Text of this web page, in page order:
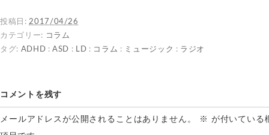
投稿日: 2017/04/26
カテゴリー: コラム
タグ: ADHD :ASD : LD : コラム : ミュージック : ラジオ
コメントを残す
メールアドレスが公開されることはありません。 ※ が付いている